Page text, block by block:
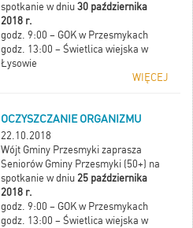
spotkanie w dniu30 października
2018 r.
godz. 9:00 – GOK w Przesmykach
godz. 13:00 – Świetlica wiejska w
Łysowie
WIĘCEJ
OCZYSZCZANIE ORGANIZMU
22.10.2018
Wójt Gminy Przesmyki zaprasza
Seniorów Gminy Przesmyki (50+) na
spotkanie w dniu25 października
2018 r.
godz. 9:00 – GOK w Przesmykach
godz. 13:00 – Świetlica wiejska w